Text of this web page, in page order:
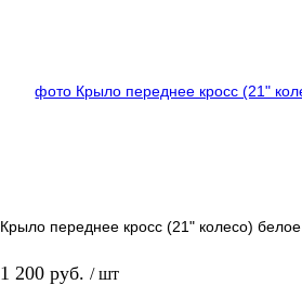
наличии
Крыло переднее кросс (21" колесо) белое
1 200 руб. / шт